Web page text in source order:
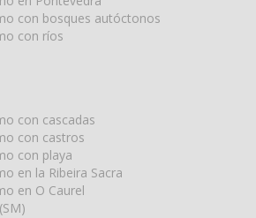
con bosques autóctonos
con ríos
con cascadas
con castros
con playa
en la Ribeira Sacra
en O Caurel